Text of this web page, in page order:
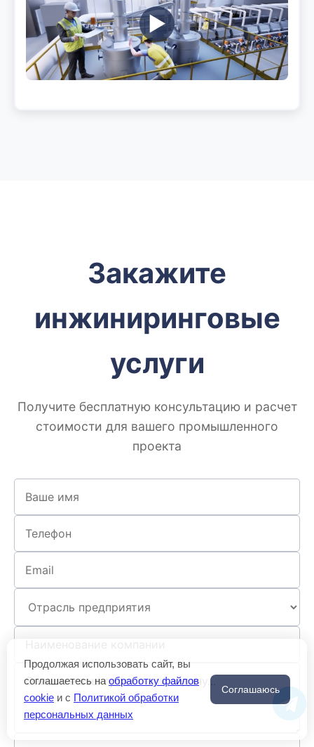
▶️
Закажите
инжиниринговые
услуги
Получите бесплатную консультацию и расчет
стоимости для вашего промышленного
проекта
Продолжая использовать сайт, вы
соглашаетесь на обработку файлов
cookie и c Политикой обработки
персональных данных
Соглашаюсь